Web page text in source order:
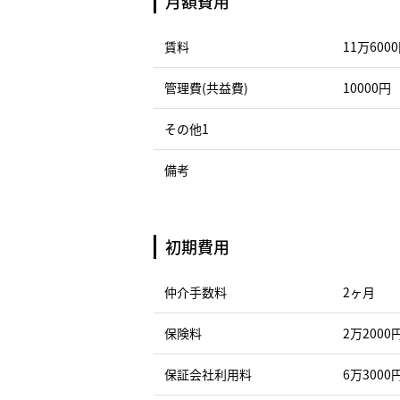
賃料 11万
管理費(共益費) 10000円
その他1
備考
初期費用
仲介手数料 2ヶ月
保険料 2万2000
保証会社利用料 6万3000